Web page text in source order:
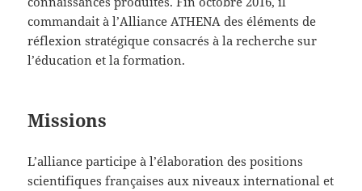
commandait à l’Alliance ATHENA des éléments de
réflexion stratégique consacrés à la recherche sur
l’éducation et la formation.
Missions
L’alliance participe à l’élaboration des positions
scientifiques françaises aux niveaux international et